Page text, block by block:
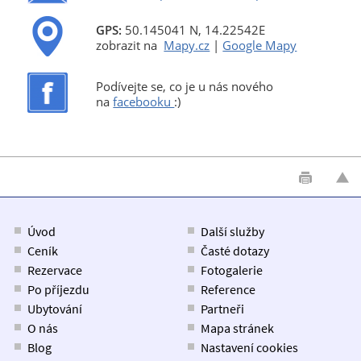
GPS: 50.145041 N, 14.22542E
zobrazit na Mapy.cz | Google Mapy
Podívejte se, co je u nás nového
nafacebooku :)
Úvod
Ceník
Rezervace
Po příjezdu
Ubytování
O nás
Blog
Další služby
Časté dotazy
Fotogalerie
Reference
Partneři
Mapa stránek
Nastavení cookies